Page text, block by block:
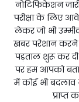
नोटिफिकेशन
परीक्षा के लिए
लेकर जो भी
खबर परेशान करने
पड़ताल शुरू कर
पर हम आपको
में कोई भी
प्राप्त